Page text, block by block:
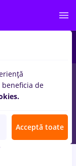
inIasi (Iasi)
/ Instalatii
de
Acceptă toate